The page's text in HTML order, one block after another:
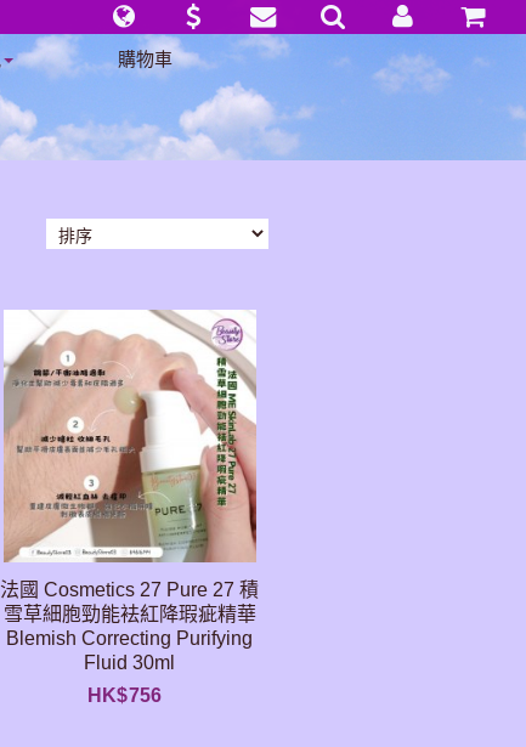
購物車
法國 Cosmetics 27 Pure 27 積
雪草細胞勁能袪紅降瑕疵精華
Blemish Correcting Purifying
Fluid 30ml
HK$756